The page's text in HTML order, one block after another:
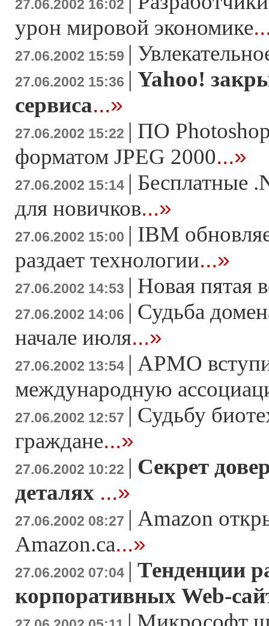
27.06.2002 16:02
урон мировой экономике
27.06.2002 15:59 |
27.06.2002 15:36 | Yahoo!
сервиса...»
27.06.2002 15:22 | ПО
форматом JPEG 2000...»
27.06.2002 15:14 | Бесплатные
для новичков...»
27.06.2002 15:00 | IBM
раздает технологии...»
27.06.2002 14:53 | Новая пятая
27.06.2002 14:06 | Судьба
начале июля...»
27.06.2002 13:54 | АРМО
международную
27.06.2002 12:57 | Судьбу
граждане...»
27.06.2002 10:22 | Секрет
деталях ...»
27.06.2002 08:27 | Amazon
Amazon.ca...»
27.06.2002 07:04 | Тенденции
корпоративных Web-